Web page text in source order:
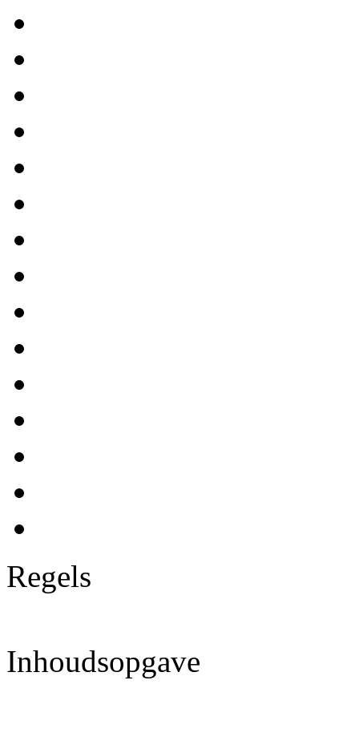
Regels
Inhoudsopgave